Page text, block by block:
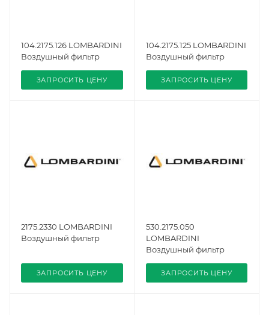
104.2175.126 LOMBARDINI
Воздушный фильтр
ЗАПРОСИТЬ ЦЕНУ
104.2175.125 LOMBARDINI
Воздушный фильтр
ЗАПРОСИТЬ ЦЕНУ
2175.2330 LOMBARDINI
Воздушный фильтр
ЗАПРОСИТЬ ЦЕНУ
530.2175.050
LOMBARDINI
Воздушный фильтр
ЗАПРОСИТЬ ЦЕНУ